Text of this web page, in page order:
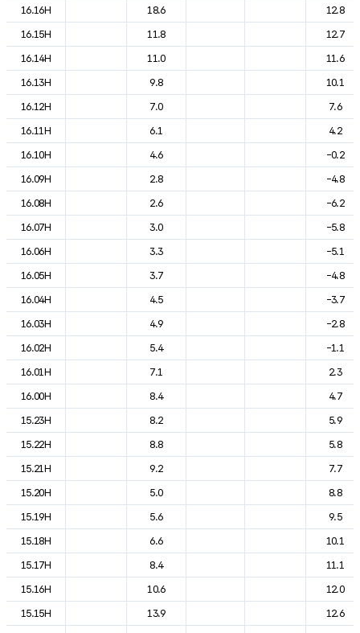
16.16H
18.6
12.8
16.15H
11.8
12.7
16.14H
11.0
11.6
16.13H
9.8
10.1
16.12H
7.0
7.6
16.11H
6.1
4.2
16.10H
4.6
-0.2
16.09H
2.8
-4.8
16.08H
2.6
-6.2
16.07H
3.0
-5.8
16.06H
3.3
-5.1
16.05H
3.7
-4.8
16.04H
4.5
-3.7
16.03H
4.9
-2.8
16.02H
5.4
-1.1
16.01H
7.1
2.3
16.00H
8.4
4.7
15.23H
8.2
5.9
15.22H
8.8
5.8
15.21H
9.2
7.7
15.20H
5.0
8.8
15.19H
5.6
9.5
15.18H
6.6
10.1
15.17H
8.4
11.1
15.16H
10.6
12.0
15.15H
13.9
12.6